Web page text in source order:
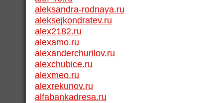
aleksandra-rodnaya.ru
aleksejkondratev.ru
alex2182.ru
alexamo.ru
alexanderchurilov.ru
alexchubice.ru
alexmeo.ru
alexrekunov.ru
alfabankadresa.ru